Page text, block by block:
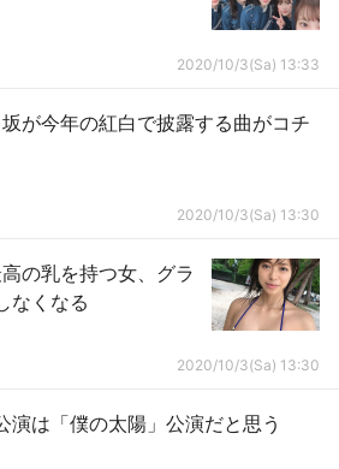
2020/10/3(Sa) 13:33
坂が今年の紅白で披露する曲がコチ
2020/10/3(Sa) 13:30
の乳を持つ女、グラ
なくなる
2020/10/3(Sa) 13:30
演は「僕の太陽」公演だと思う